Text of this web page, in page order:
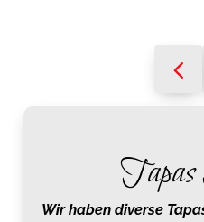
Wir haben diverse